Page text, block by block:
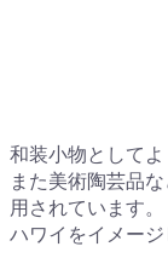
和装小物としてよ
また美術陶芸品
用されています。
ハワイをイメージ